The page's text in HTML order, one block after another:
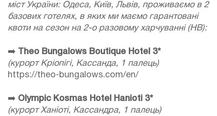
міст України: Одеса, Київ, Львів, проживаємо в 2
базових готелях, в яких ми маємо гарантовані
квоти на сезон на 2-о разовому харчуванні (НВ):
➡️ Theo Bungalows Boutique Hotel 3*
(курорт Кріопігі, Кассанда, 1 палець)
https://theo-bungalows.com/en/
➡️ Olympic Kosmas Hotel Hanioti 3*
(курорт Ханіоті, Кассандра, 1 палець)